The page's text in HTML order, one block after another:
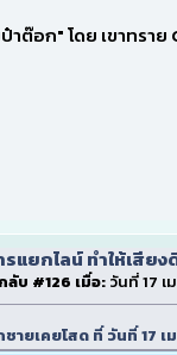
าต๊อก" โดย เขาทราย
รแยกไลน์ ทำให้เสีย
ลับ #126 เมื่อ:วันที่ 17 เ
ชายเคยโสด ที่ วันที่ 17